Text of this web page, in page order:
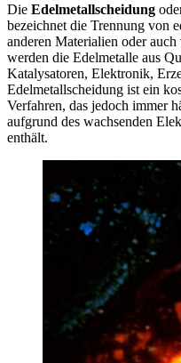
Die Edelmetallscheidung
bezeichnet die Trennung von
anderen Materialien oder
werden die Edelmetalle aus
Katalysatoren, Elektronik,
Edelmetallscheidung ist ein
Verfahren, das jedoch immer
aufgrund des wachsenden
enthält.